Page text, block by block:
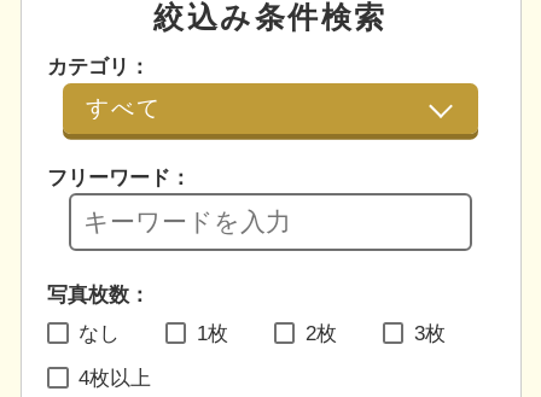
絞込み条件検索
カテゴリ：
フリーワード：
写真枚数：
なし
1枚 2枚 3枚
4枚以上